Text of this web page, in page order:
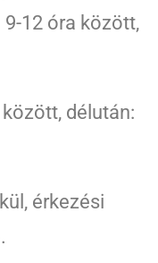
12 óra között,
délután:
érkezési